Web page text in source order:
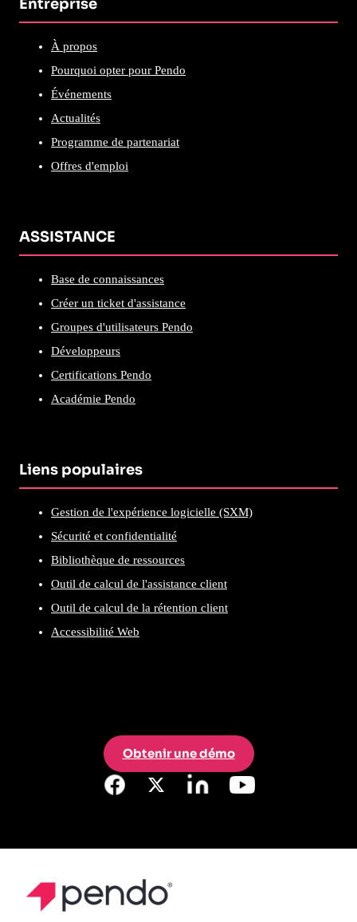
Entreprise
À propos
Pourquoi opter pour Pendo
Événements
Actualités
Programme de partenariat
Offres d'emploi
ASSISTANCE
Base de connaissances
Créer un ticket d'assistance
Groupes d'utilisateurs Pendo
Développeurs
Certifications Pendo
Académie Pendo
Liens populaires
Gestion de l'expérience logicielle (SXM)
Sécurité et confidentialité
Bibliothèque de ressources
Outil de calcul de l'assistance client
Outil de calcul de la rétention client
Accessibilité Web
Obtenir une démo